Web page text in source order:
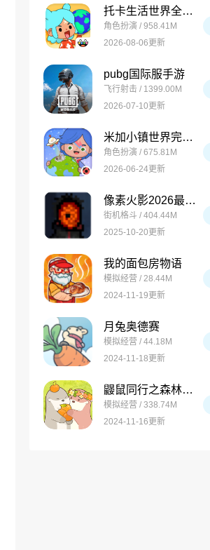
托卡生活世界全解锁版
角色扮演 / 958.41M
2026-08-06更新
pubg国际服手游
飞行射击 / 1399.00M
2026-07-10更新
米加小镇世界完整版
角色扮演 / 675.81M
2026-06-24更新
像素火影2026最新版
街机格斗 / 404.44M
2025-10-20更新
我的面包房物语
模拟经营 / 28.44M
2024-11-19更新
月兔奥德赛
模拟经营 / 44.18M
2024-11-18更新
鼹鼠同行之森林之家万圣节版
模拟经营 / 338.74M
2024-11-16更新